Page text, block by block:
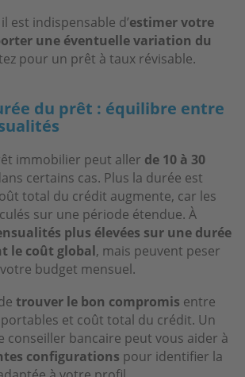
est indispensable d’estimer votre
une éventuelle variation du
pour un prêt à taux révisable.
du prêt : équilibre entre
immobilier peut aller de 10 à 30
certains cas. Plus la durée est
total du crédit augmente, car les
sur une période étendue. À
plus élevées sur une durée
le coût global, mais peuvent peser
budget mensuel.
trouver le bon compromis entre
et coût total du crédit. Un
conseiller bancaire peut vous aider à
configurations pour identifier la